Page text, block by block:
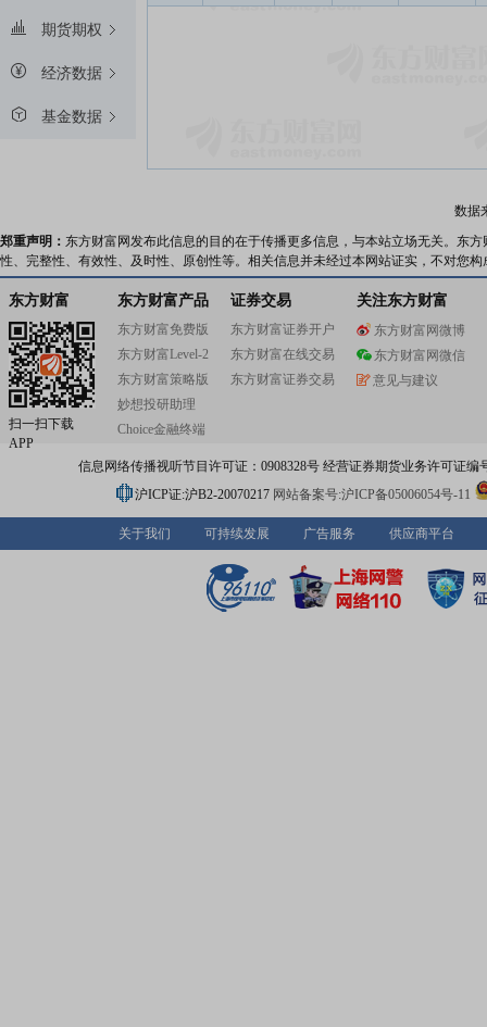
期货期权
经济数据
基金数据
数据
郑重声明： 东方财富网发布此信息的目的在于传播更多信息，与本站立场无关。东
性、完整性、有效性、及时性、原创性等。相关信息并未经过本网站证实，不对您
东方财富
扫一扫下载
APP
东方财富产品
东方财富免费版
东方财富Level-2
东方财富策略版
妙想投研助理
Choice金融终端
证券交易
东方财富证券开户
东方财富在线交易
东方财富证券交易
关注东方财富
东方财富网微博
东方财富网微信
意见与建议
信息网络传播视听节目许可证：0908328号 经营证券期货业务许可证编
沪ICP证:沪B2-20070217 网站备案号:沪ICP备05006054号-11
关于我们 可持续发展 广告服务 供应商平台